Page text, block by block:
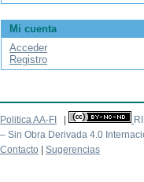
Mi cuenta
Acceder
Registro
Politica AA-FI
– Sin Obra Derivada 4.0
Contacto
Sugerencias